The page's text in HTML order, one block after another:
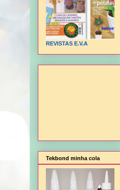
REVISTAS E.V.A
Tekbond minha cola